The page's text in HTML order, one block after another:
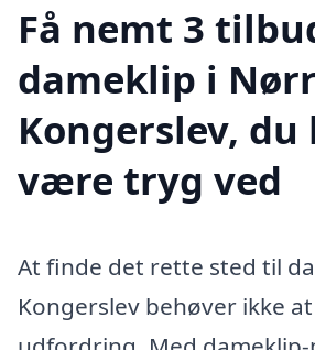
Få nemt 3
dameklip i
Kongerslev, du
være tryg ved
At finde det rette sted til
Kongerslev behøver ikke